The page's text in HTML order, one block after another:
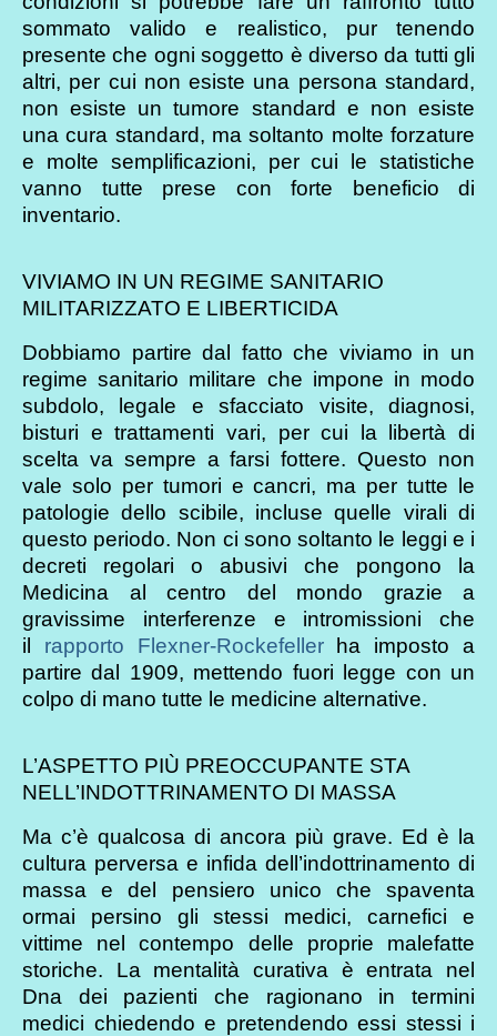
sommato valido e realistico, pur tenendo
presente che ogni soggetto è diverso da tutti gli
altri, per cui non esiste una persona standard,
non esiste un tumore standard e non esiste
una cura standard, ma soltanto molte forzature
e molte semplificazioni, per cui le statistiche
vanno tutte prese con forte beneficio di
inventario.
VIVIAMO IN UN REGIME SANITARIO
MILITARIZZATO E LIBERTICIDA
Dobbiamo partire dal fatto che viviamo in un
regime sanitario militare che impone in modo
subdolo, legale e sfacciato visite, diagnosi,
bisturi e trattamenti vari, per cui la libertà di
scelta va sempre a farsi fottere. Questo non
vale solo per tumori e cancri, ma per tutte le
patologie dello scibile, incluse quelle virali di
questo periodo. Non ci sono soltanto le leggi e i
decreti regolari o abusivi che pongono la
Medicina al centro del mondo grazie a
gravissime interferenze e intromissioni che
il rapporto Flexner-Rockefellerha imposto a
partire dal 1909, mettendo fuori legge con un
colpo di mano tutte le medicine alternative.
L’ASPETTO PIÙ PREOCCUPANTE STA
NELL’INDOTTRINAMENTO DI MASSA
Ma c’è qualcosa di ancora più grave. Ed è la
cultura perversa e infida dell’indottrinamento di
massa e del pensiero unico che spaventa
ormai persino gli stessi medici, carnefici e
vittime nel contempo delle proprie malefatte
storiche. La mentalità curativa è entrata nel
Dna dei pazienti che ragionano in termini
medici chiedendo e pretendendo essi stessi i